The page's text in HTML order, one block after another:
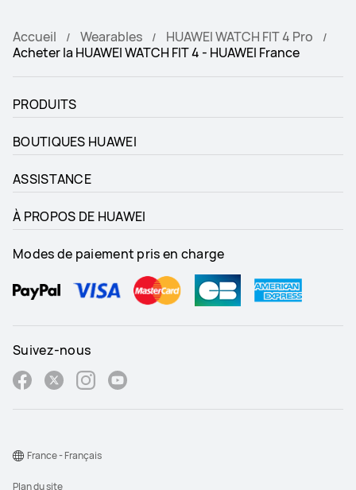
Effets 3D du parcours
Mesure précise de la distance
Données sur le contour du green
N
Accueil Wearables
HUAWEI WATCH FIT 4 Pro
Acheter la HUAWEI WATCH FIT 4 - HUAWEI France
PRODUITS
BOUTIQUES HUAWEI
ASSISTANCE
À PROPOS DE HUAWEI
Modes de paiement pris en charge
Suivez-nous
Plan du site
France - Français